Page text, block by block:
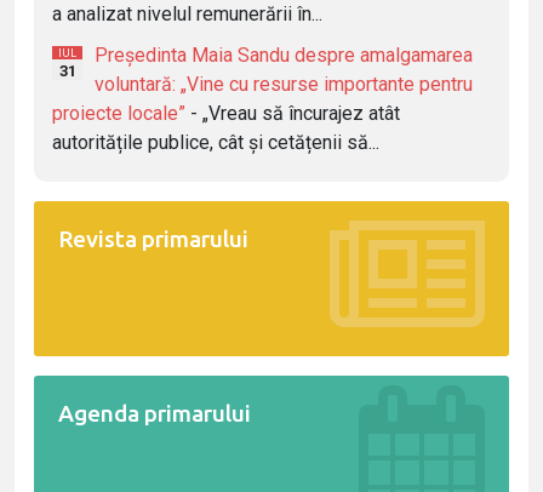
a analizat nivelul remunerării în...
IUL
31
Președinta Maia Sandu despre amalgamarea
voluntară: „Vine cu resurse importante pentru
proiecte locale” - „Vreau să încurajez atât
autoritățile publice, cât și cetățenii să...
Revista primarului
Agenda primarului